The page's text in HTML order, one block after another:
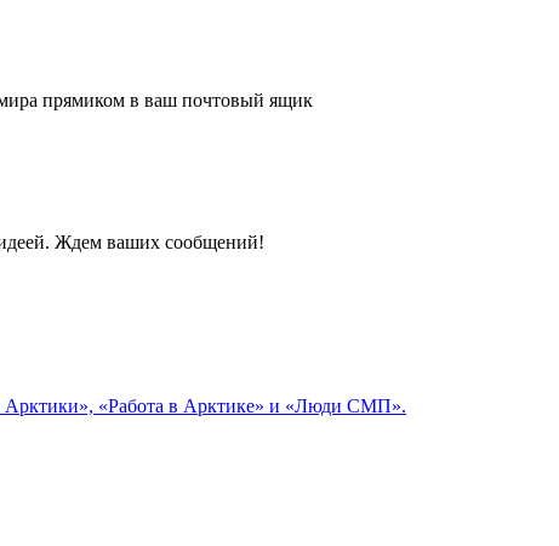
мира прямиком в ваш почтовый ящик
Ждем ваших сообщений!
Арктики», «Работа в Арктике» и «Люди СМП».